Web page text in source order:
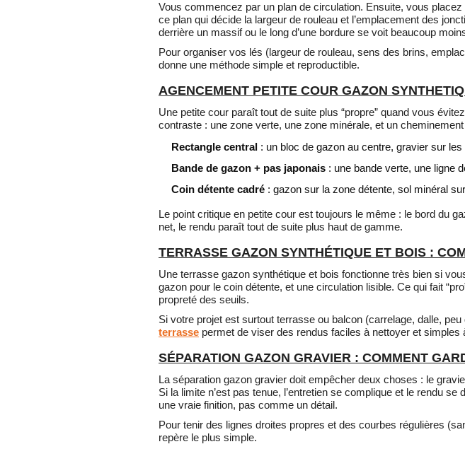
Vous commencez par un plan de circulation. Ensuite, vous
ce plan qui décide la largeur de rouleau et l’emplacement des
derrière un massif ou le long d’une bordure se voit beaucoup
Pour organiser vos lés (largeur de rouleau, sens des brins,
donne une méthode simple et reproductible.
AGENCEMENT PETITE COUR GAZON
Une petite cour paraît tout de suite plus “propre” quand vous
contraste : une zone verte, une zone minérale, et un cheminement
Rectangle central : un bloc de gazon au centre, gravier sur
Bande de gazon + pas japonais : une bande verte, une ligne
Coin détente cadré : gazon sur la zone détente, sol minéral
Le point critique en petite cour est toujours le même : le bord du
net, le rendu paraît tout de suite plus haut de gamme.
TERRASSE GAZON SYNTHÉTIQUE ET BOIS :
Une terrasse gazon synthétique et bois fonctionne très bien si
gazon pour le coin détente, et une circulation lisible. Ce qui fait
propreté des seuils.
Si votre projet est surtout terrasse ou balcon (carrelage, dalle,
terrasse permet de viser des rendus faciles à nettoyer et simples
SÉPARATION GAZON GRAVIER : COMMENT
La séparation gazon gravier doit empêcher deux choses : le
Si la limite n’est pas tenue, l’entretien se complique et le rendu
une vraie finition, pas comme un détail.
Pour tenir des lignes droites propres et des courbes régulières
repère le plus simple.